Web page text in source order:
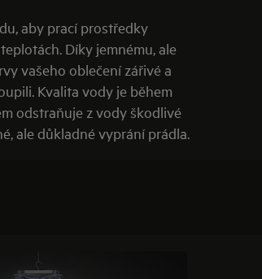
aby prací prostředky
Díky jemnému, ale
vašeho oblečení zářivé a
Kvalita vody je během
odstraňuje z vody škodlivé
ale důkladné vyprání prádla.